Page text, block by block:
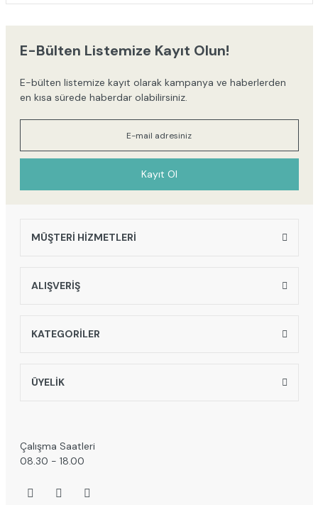
E-Bülten Listemize Kayıt Olun!
E-bülten listemize kayıt olarak kampanya ve haberlerden
en kısa sürede haberdar olabilirsiniz.
Kayıt Ol
MÜŞTERİ HİZMETLERİ
ALIŞVERİŞ
KATEGORİLER
ÜYELİK
Çalışma Saatleri
08.30 - 18.00